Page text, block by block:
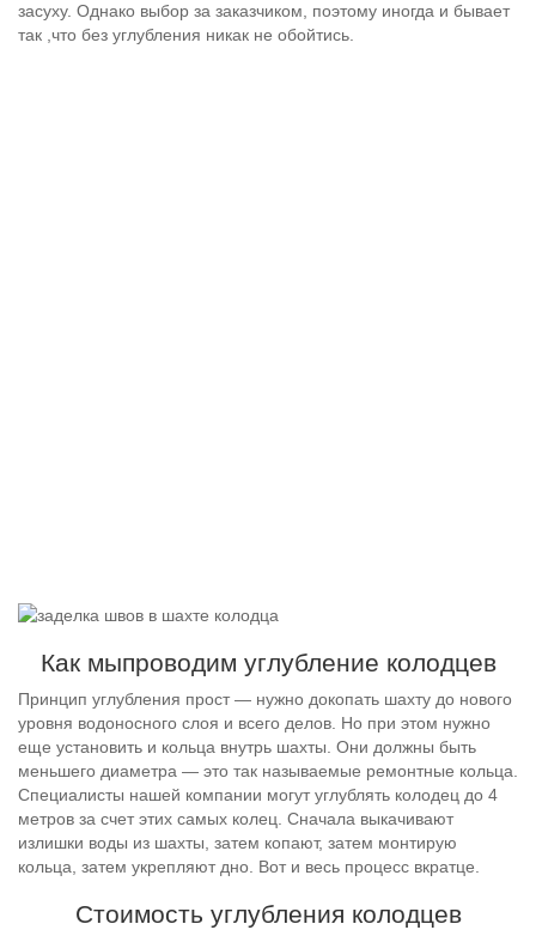
засуху. Однако выбор за заказчиком, поэтому иногда и бывает
так ,что без углубления никак не обойтись.
Как мыпроводим углубление колодцев
Принцип углубления прост — нужно докопать шахту до нового
уровня водоносного слоя и всего делов. Но при этом нужно
еще установить и кольца внутрь шахты. Они должны быть
меньшего диаметра — это так называемые ремонтные кольца.
Специалисты нашей компании могут углублять колодец до 4
метров за счет этих самых колец. Сначала выкачивают
излишки воды из шахты, затем копают, затем монтирую
кольца, затем укрепляют дно. Вот и весь процесс вкратце.
Стоимость углубления колодцев